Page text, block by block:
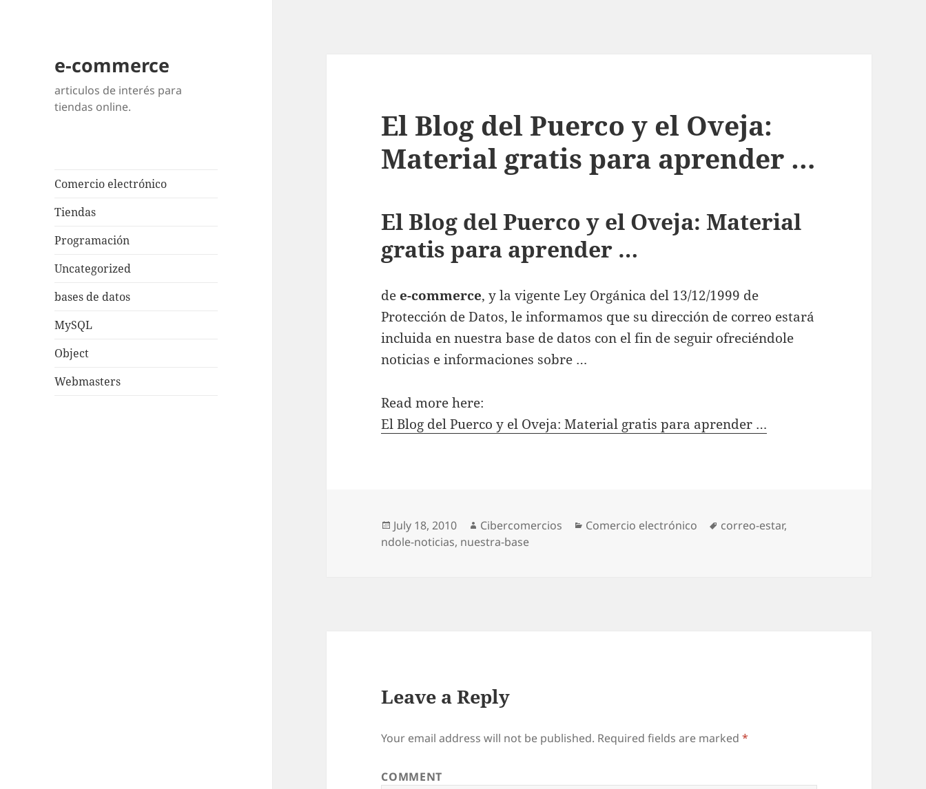
e-commerce
articulos de interés para
tiendas online.
Comercio electrónico
Tiendas
Programación
Uncategorized
bases de datos
MySQL
Object
Webmasters
El Blog del Puerco y el Oveja:
Material gratis para aprender …
El Blog del Puerco y el Oveja: Material
gratis para aprender …
de e-commerce, y la vigente Ley Orgánica del 13/12/1999 de
Protección de Datos, le informamos que su dirección de correo estará
incluida en nuestra base de datos con el fin de seguir ofreciéndole
noticias e informaciones sobre …
Read more here:
El Blog del Puerco y el Oveja: Material gratis para aprender …
Posted
on
July 18, 2010 Author
Cibercomercios Categories
Comercio electrónico Tags
correo-estar,
ndole-noticias, nuestra-base
Leave a Reply
Your email address will not be published. Required fields are marked*
COMMENT